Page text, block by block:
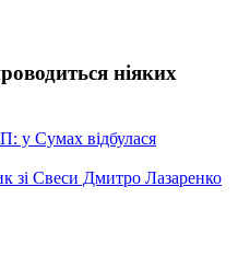
ніяких
у Сумах відбулася
зі Свеси Дмитро Лазаренко